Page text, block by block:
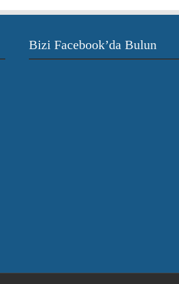
Bizi Facebook’da Bulun